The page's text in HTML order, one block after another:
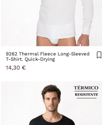
9262 Thermal Fleece Long-Sleeved
T-Shirt. Quick-Drying
14,30 €